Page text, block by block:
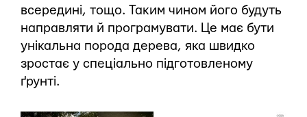
всередині, тощо. Таким чином його будуть
направляти й програмувати. Це має бути
унікальна порода дерева, яка швидко
зростає у спеціально підготовленому
ґрунті.